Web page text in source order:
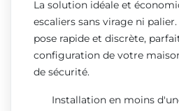
La solution idéale et
escaliers sans virage ni
pose rapide et discrète,
configuration de votre
de sécurité.
Installation en moins